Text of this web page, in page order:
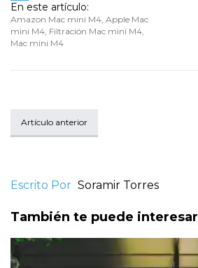
En este artículo:
Amazon Mac mini M4, Apple Mac
mini M4, Filtración Mac mini M4,
Mac mini M4
Artículo anterior
Escrito Por Soramir Torres
También te puede interesar